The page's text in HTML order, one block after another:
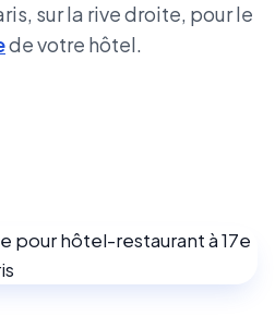
sur la rive droite, pour le
de votre hôtel.